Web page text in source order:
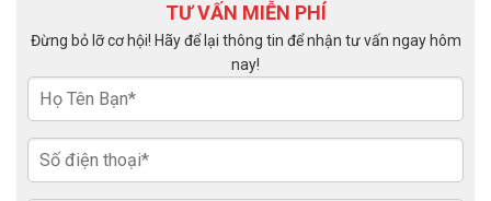
TƯ VẤN MIỄN PHÍ
Đừng bỏ lỡ cơ hội! Hãy để lại thông tin để nhận tư vấn ngay hôm
nay!